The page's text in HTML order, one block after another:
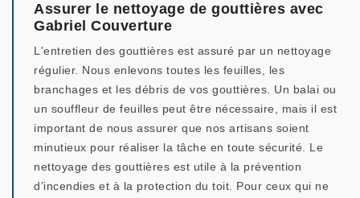
Assurer le nettoyage de gouttières avec
Gabriel Couverture
L'entretien des gouttières est assuré par un nettoyage
régulier. Nous enlevons toutes les feuilles, les
branchages et les débris de vos gouttières. Un balai ou
un souffleur de feuilles peut être nécessaire, mais il est
important de nous assurer que nos artisans soient
minutieux pour réaliser la tâche en toute sécurité. Le
nettoyage des gouttières est utile à la prévention
d’incendies et à la protection du toit. Pour ceux qui ne